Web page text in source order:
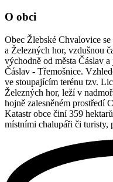
O obci
Obec Žlebské Chvalovice
a Železných hor, vzdušnou
východně od města Čáslav
Čáslav - Třemošnice.
ve stoupajícím terénu tzv.
Železných hor, leží v
hojně zalesněném prostředí
Katastr obce činí 359
místními chalupáři či turisty,